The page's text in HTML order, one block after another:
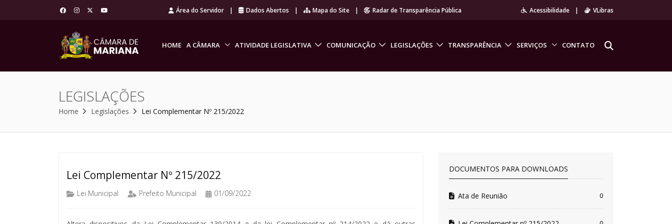
Área do Servidor | Dados Abertos | Mapa do Site | Radar de Transparência Pública Acessibilidade | VLibras
HOME A CÂMARA ATIVIDADE LEGISLATIVA COMUNICAÇÃO LEGISLAÇÕES TRANSPARÊNCIA SERVIÇOS CONTATO
LEGISLAÇÕES
Home Legislações Lei Complementar Nº 215/2022
Lei Complementar Nº 215/2022
Lei Municipal Prefeito Municipal 01/09/2022
DOCUMENTOS PARA DOWNLOADS
Ata de Reunião 0